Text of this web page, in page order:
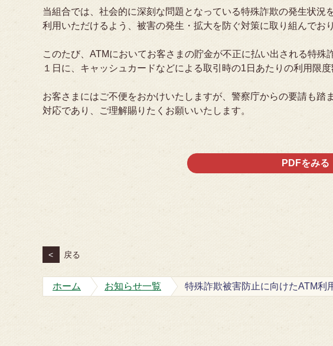
当組合では、社会的に深刻な問題となっている特殊詐欺の発生状
利用いただけるよう、被害の発生・拡大を防ぐ対策に取り組んでおり
このたび、ATMにおいてお客さまの貯金が不正に払い出される特
１日に、キャッシュカードなどによる取引時の1日あたりの利用限
お客さまにはご不便をおかけいたしますが、警察庁からの要請も踏
対応であり、ご理解賜りたくお願いいたします。
PDFをみる
< 戻る
ホーム お知らせ一覧